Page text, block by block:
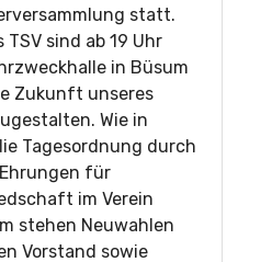
statt.
sind ab 19 Uhr
in Büsum
Zukunft unseres
Wie in
Tagesordnung durch
für
im Verein
stehen Neuwahlen
Vorstand sowie